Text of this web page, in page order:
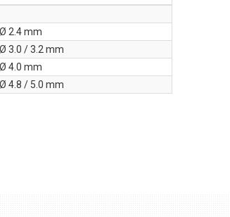
2.4 mm
3.0 / 3.2 mm
4.0 mm
4.8 / 5.0 mm